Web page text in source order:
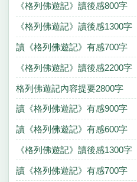
《格列佛遊記》讀後感800字
《格列佛遊記》讀後感1300字
讀《格列佛遊記》有感700字
《格列佛遊記》讀後感2200字
格列佛遊記內容提要2800字
讀《格列佛遊記》有感900字
讀《格列佛遊記》有感600字
《格列佛遊記》讀後感1300字
讀《格列佛遊記》有感700字